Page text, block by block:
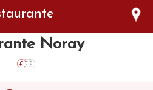
Noray
declaration for domain group
3b0205284212. Please add it to
Manager to authorize